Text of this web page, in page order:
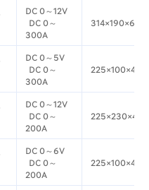
DC 0～12V
DC 0～
300A
314×190×613
DC 0～5V
DC 0～
300A
225×100×433
DC 0～12V
DC 0～
200A
225×230×428
DC 0～6V
DC 0～
200A
225×100×433